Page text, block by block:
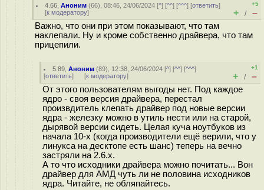
4.66 ,Аноним (66), 08:46, 24/06/2024 [^] [^^] [^^^] [ответить]
[к модератору]
+5
+ / –
Важно, что они при этом показывают, что там
наклепали. Ну и кроме собственно драйвера, что там
прицепили.
5.89 ,Аноним (89), 12:38, 24/06/2024 [^] [^^] [^^^]
[ответить] [к модератору]
+1
+ / –
От этого пользователям выгоды нет. Под каждое
ядро - своя версия драйвера, перестал
произвдитель клепать драйвер под новые версии
ядра - железку можно в утиль нести или на старой,
дырявой версии сидеть. Целая куча ноутбуков из
начала 10-х (когда производители ещё верили, что у
линукса на десктопе есть шанс) теперь на вечно
застряли на 2.6.х.
А то что исходники драйвера можно почитать... Вон
драйвер для АМД чуть ли не половина исходников
ядра. Читайте, не обляпайтесь.